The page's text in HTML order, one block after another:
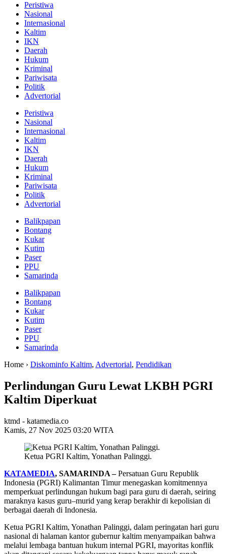
Peristiwa
Nasional
Internasional
Kaltim
IKN
Daerah
Hukum
Kriminal
Pariwisata
Politik
Advertorial
Peristiwa
Nasional
Internasional
Kaltim
IKN
Daerah
Hukum
Kriminal
Pariwisata
Politik
Advertorial
Balikpapan
Bontang
Kukar
Kutim
Paser
PPU
Samarinda
Balikpapan
Bontang
Kukar
Kutim
Paser
PPU
Samarinda
Home › Diskominfo Kaltim, Advertorial, Pendidikan
Perlindungan Guru Lewat LKBH PGRI
Kaltim Diperkuat
ktmd - katamedia.co
Kamis, 27 Nov 2025 03:20 WITA
Ketua PGRI Kaltim, Yonathan Palinggi.
KATAMEDIA, SAMARINDA –Persatuan Guru Republik
Indonesia (PGRI) Kalimantan Timur menegaskan komitmennya
memperkuat perlindungan hukum bagi para guru di daerah, seiring
maraknya kasus guru–murid yang kerap berakhir di kepolisian di
berbagai daerah di Indonesia.
Ketua PGRI Kaltim, Yonathan Palinggi, dalam peringatan hari guru
nasional di halaman kantor gubernur kaltim menyampaikan bahwa
melalui lembaga bantuan hukum internal PGRI, mayoritas konflik